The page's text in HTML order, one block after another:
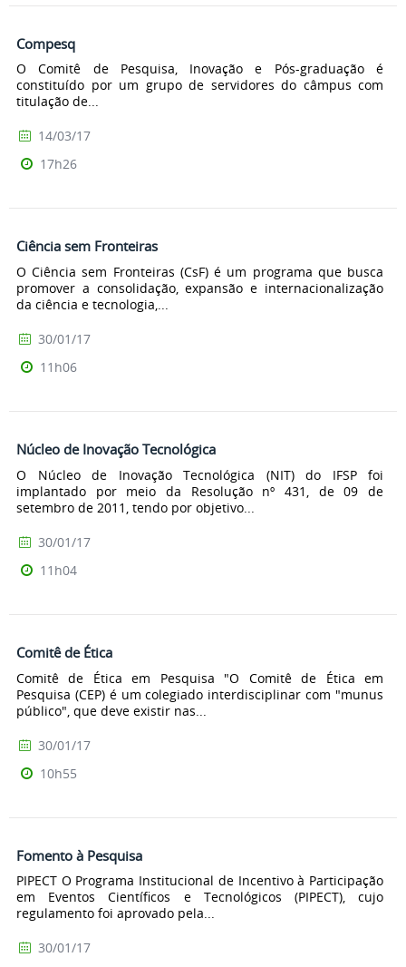
Compesq
O Comitê de Pesquisa, Inovação e Pós-graduação é
constituído por um grupo de servidores do câmpus com
titulação de...
14/03/17
17h26
Ciência sem Fronteiras
O Ciência sem Fronteiras (CsF) é um programa que busca
promover a consolidação, expansão e internacionalização
da ciência e tecnologia,...
30/01/17
11h06
Núcleo de Inovação Tecnológica
O Núcleo de Inovação Tecnológica (NIT) do IFSP foi
implantado por meio da Resolução nº 431, de 09 de
setembro de 2011, tendo por objetivo...
30/01/17
11h04
Comitê de Ética
Comitê de Ética em Pesquisa "O Comitê de Ética em
Pesquisa (CEP) é um colegiado interdisciplinar com "munus
público", que deve existir nas...
30/01/17
10h55
Fomento à Pesquisa
PIPECT O Programa Institucional de Incentivo à Participação
em Eventos Científicos e Tecnológicos (PIPECT), cujo
regulamento foi aprovado pela...
30/01/17